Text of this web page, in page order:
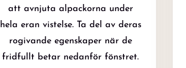
att avnjuta alpackorna under
hela eran vistelse. Ta del av deras
rogivande egenskaper när de
fridfullt betar nedanför fönstret.